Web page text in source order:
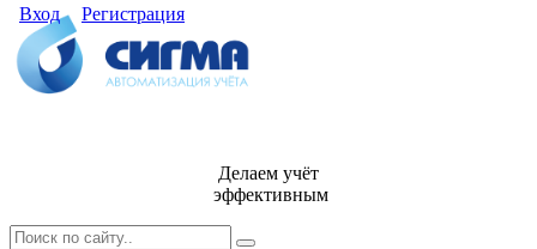
Вход Регистрация
Делаем учёт
эффективным